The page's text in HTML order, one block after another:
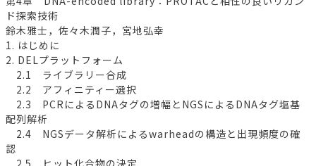
ド探索技術
鈴木雅士，佐々木潤子，宮地弘幸
1. はじめに
2. DELプラットフォーム
2.1 ライブラリー合成
2.2 アフィニティー選択
2.3 PCRによるDNAタグの増幅とNGSによるDNAタグ塩基
配列解析
2.4 NGSデータ解析によるwarheadの構造と出現頻度の確
認